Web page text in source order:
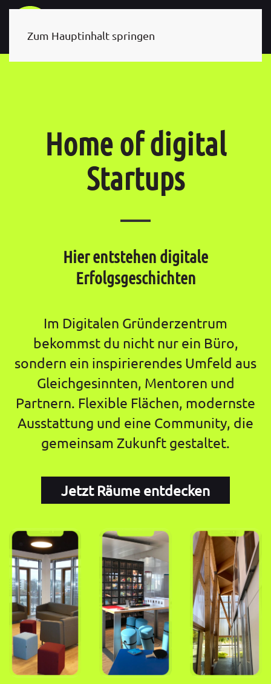
Zum Hauptinhalt springen
Home of digital
Startups
Hier entstehen digitale
Erfolgsgeschichten
Im Digitalen Gründerzentrum
bekommst du nicht nur ein Büro,
sondern ein inspirierendes Umfeld aus
Gleichgesinnten, Mentoren und
Partnern. Flexible Flächen, modernste
Ausstattung und eine Community, die
gemeinsam Zukunft gestaltet.
Jetzt Räume entdecken